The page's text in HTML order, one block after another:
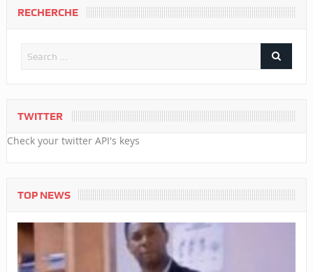
RECHERCHE
TWITTER
Check your twitter API's keys
TOP NEWS